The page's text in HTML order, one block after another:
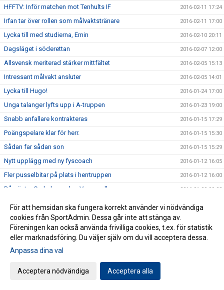
HFFTV: Inför matchen mot Tenhults IF 2016-02-11 17:24
Irfan tar över rollen som målvaktstränare 2016-02-11 17:00
Lycka till med studierna, Emin 2016-02-10 20:11
Dagsläget i söderettan 2016-02-07 12:00
Allsvensk meriterad stärker mittfältet 2016-02-05 15:13
Intressant målvakt ansluter 2016-02-05 14:01
Lycka till Hugo! 2016-01-24 17:00
Unga talanger lyfts upp i A-truppen 2016-01-23 19:00
Snabb anfallare kontrakteras 2016-01-15 17:29
Poängspelare klar för herr. 2016-01-15 15:30
Sådan far sådan son 2016-01-15 15:29
Nytt upplägg med ny fyscoach 2016-01-12 16:05
Fler pusselbitar på plats i herrtruppen 2016-01-12 16:00
Då gästar Cederbergs lag Vapenvallen. 2016-01-09 09:08
Herrarna stärker defensiven med karaktärspelare 2016-01-08 18:00
Harmonisk tränare på årets första träningspass
Tack för 5 år i HFF-tröjan 2015-12-28 17:00
Förlust i epilogen
För att hemsidan ska fungera korrekt använder vi nödvändiga
cookies från SportAdmin. Dessa går inte att stänga av.
Föreningen kan också använda frivilliga cookies, t.ex. för statistik
eller marknadsföring. Du väljer själv om du vill acceptera dessa.
Anpassa dina val
Acceptera nödvändiga Acceptera alla